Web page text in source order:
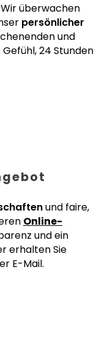
überwachen
persönlicher
und
24 Stunden
und faire,
Online-
und ein
erhalten Sie
E-Mail.